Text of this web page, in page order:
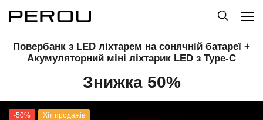
Повербанк з LED ліхтарем на сонячній батареї +
Акумуляторний міні ліхтарик LED з Type-C
Знижка 50%
-50% Хіт продажів